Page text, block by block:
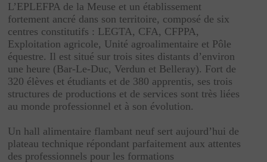
L’EPLEFPA de la Meuse et un établissement
fortement ancré dans son territoire, composé de six
centres constitutifs : LEGTA, CFA, CFPPA,
Exploitation agricole, Unité agroalimentaire et Pôle
équestre. Il est situé sur trois sites distants d’environ
une heure (Bar-Le-Duc, Verdun et Belleray). Fort de
320 élèves et étudiants et de 380 apprentis, ses trois
structures de productions et de services sont très liées
au monde professionnel et à son évolution.
Un hall alimentaire flambant neuf sert aujourd’hui de
plateau technique répondant parfaitement aux attentes
des professionnels pour les formations